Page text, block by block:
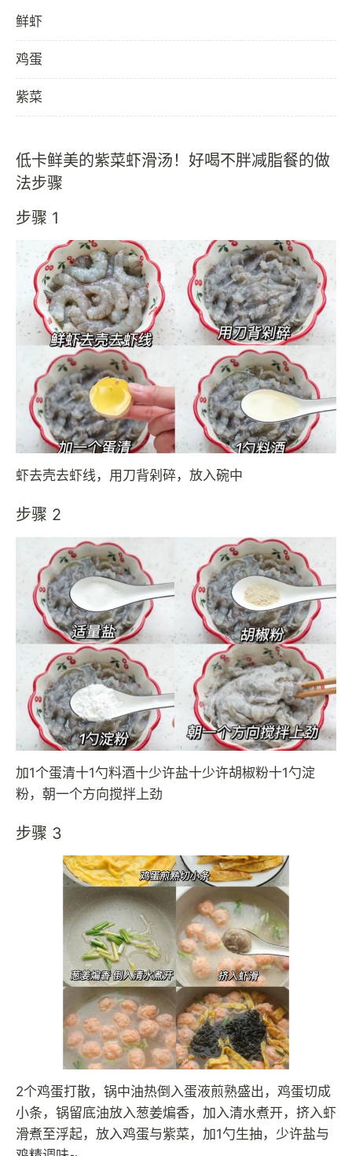
鲜虾
鸡蛋
紫菜
低卡鲜美的紫菜虾滑汤！好喝不胖减脂餐的做
法步骤
步骤 1
虾去壳去虾线，用刀背剁碎，放入碗中
步骤 2
加1个蛋清十1勺料酒十少许盐十少许胡椒粉十1勺淀
粉，朝一个方向搅拌上劲
步骤 3
2个鸡蛋打散，锅中油热倒入蛋液煎熟盛出，鸡蛋切成
小条，锅留底油放入葱姜煸香，加入清水煮开，挤入虾
滑煮至浮起，放入鸡蛋与紫菜，加1勺生抽，少许盐与